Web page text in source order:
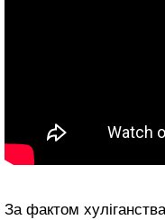
За фактом